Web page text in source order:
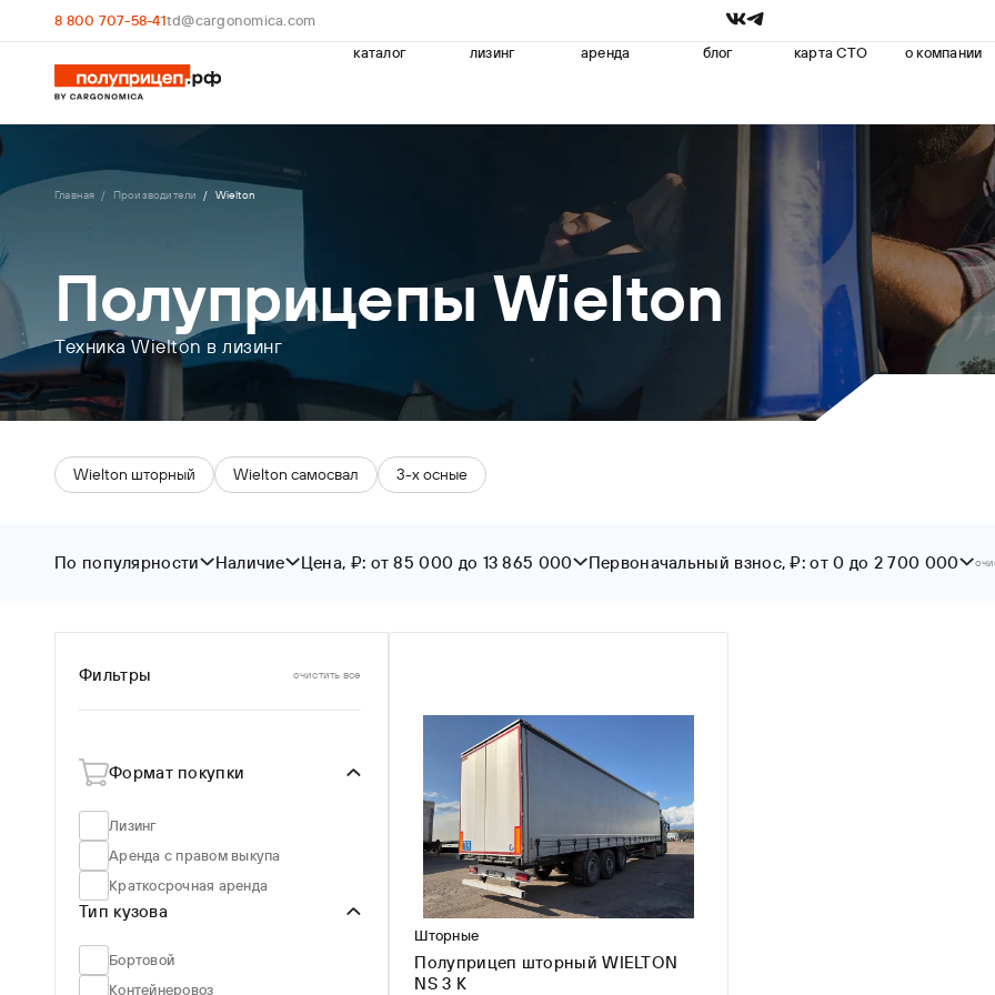
8 800 707-58-41td@cargonomica.com
каталог
лизинг аренда блог карта СТО о компании
Главная Производители Wielton
Полуприцепы Wielton
Техника Wielton в лизинг
Wielton шторный Wielton cамосвал 3-х осные
По популярности
По новизне
Цена ↓
Наличие Цена, ₽: от 85 000 до 13 865 000 Первоначальный взнос, ₽: от 0 до 2 700 000
Фильтры очистить все
Формат покупки
Лизинг
Аренда с правом выкупа
Краткосрочная аренда
Тип кузова
Бортовой
Контейнеровоз
Шторные
Полуприцеп шторный WIELTON
NS 3 K